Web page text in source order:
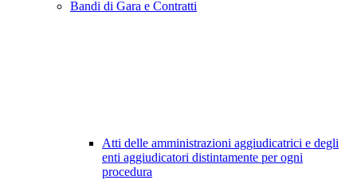
Bandi di Gara e Contratti
Atti delle amministrazioni aggiudicatrici e degli
enti aggiudicatori distintamente per ogni
procedura